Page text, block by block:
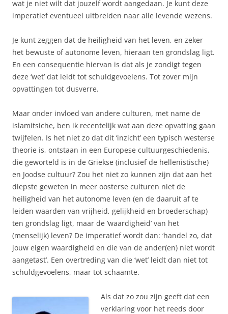
wat je niet wilt dat jouzelf wordt aangedaan. Je kunt deze
imperatief eventueel uitbreiden naar alle levende wezens.
Je kunt zeggen dat de heiligheid van het leven, en zeker
het bewuste of autonome leven, hieraan ten grondslag ligt.
En een consequentie hiervan is dat als je zondigt tegen
deze ‘wet’ dat leidt tot schuldgevoelens. Tot zover mijn
opvattingen tot dusverre.
Maar onder invloed van andere culturen, met name de
islamitsiche, ben ik recentelijk wat aan deze opvatting gaan
twijfelen. Is het niet zo dat dit ‘inzicht’ een typisch westerse
theorie is, ontstaan in een Europese cultuurgeschiedenis,
die geworteld is in de Griekse (inclusief de hellenistische)
en Joodse cultuur? Zou het niet zo kunnen zijn dat aan het
diepste geweten in meer oosterse culturen niet de
heiligheid van het autonome leven (en de daaruit af te
leiden waarden van vrijheid, gelijkheid en broederschap)
ten grondslag ligt, maar de ‘waardigheid’ van het
(menselijk) leven? De imperatief wordt dan: ‘handel zo, dat
jouw eigen waardigheid en die van de ander(en) niet wordt
aangetast’. Een overtreding van die ‘wet’ leidt dan niet tot
schuldgevoelens, maar tot schaamte.
Als dat zo zou zijn geeft dat een
verklaring voor het reeds door